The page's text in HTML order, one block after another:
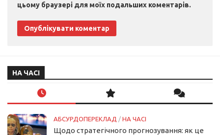
цьому браузері для моїх подальших коментарів.
НА ЧАСІ
АБСУРДОПЕРЕКЛАД / НА ЧАСІ
Щодо стратегічного прогнозування: як це